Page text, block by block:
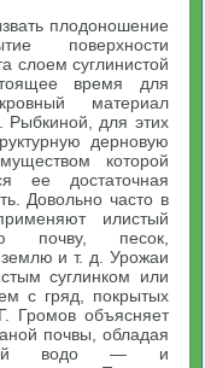
плодоношение
поверхности
слоем суглинистой
время для
материал
Рыбкиной, для этих
дерновую
которой
ее достаточная
Довольно часто в
илистый
почву, песок,
и т. д. Урожаи
суглинком или
с гряд, покрытых
Громов объясняет
почвы, обладая
водо — и